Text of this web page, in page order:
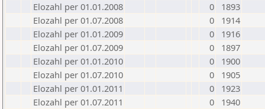
Elozahl per 01.01.2008
0
1893
Elozahl per 01.07.2008
0
1914
Elozahl per 01.01.2009
0
1916
Elozahl per 01.07.2009
0
1897
Elozahl per 01.01.2010
0
1900
Elozahl per 01.07.2010
0
1905
Elozahl per 01.01.2011
0
1923
Elozahl per 01.07.2011
0
1940